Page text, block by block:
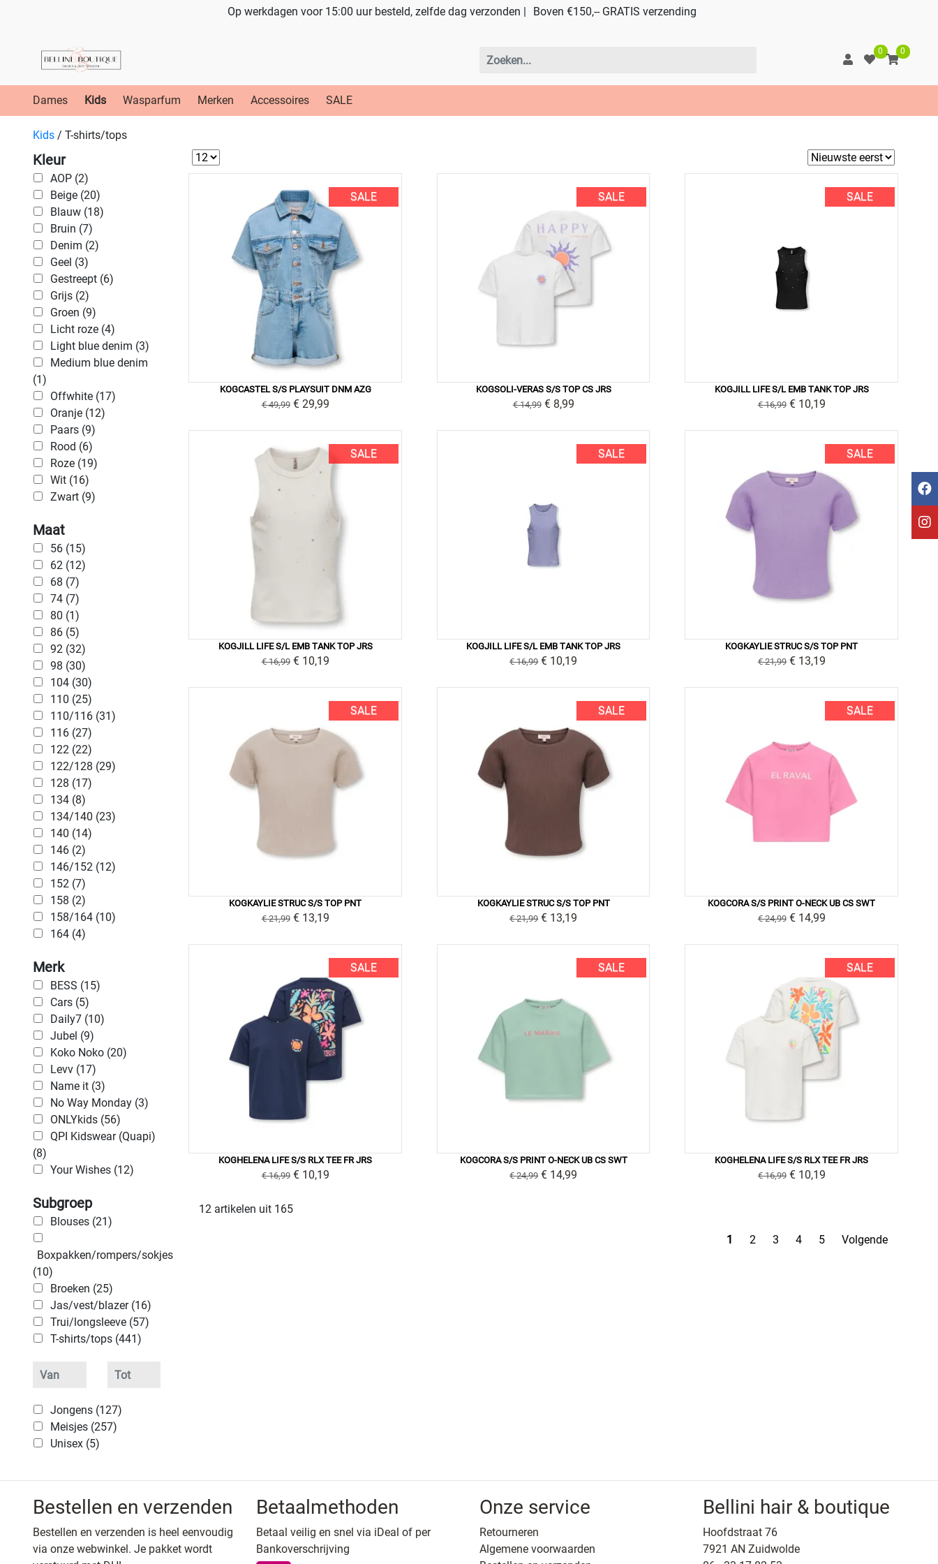
Op werkdagen voor 15:00 uur besteld, zelfde dag verzonden | Boven €150,-- GRATIS verzending
0 0
Dames Kids Wasparfum Merken Accessoires SALE
Kids / T-shirts/tops
Kleur
AOP (2)
Beige (20)
Blauw (18)
Bruin (7)
Denim (2)
Geel (3)
Gestreept (6)
Grijs (2)
Groen (9)
Licht roze (4)
Light blue denim (3)
Medium blue denim
(1)
Offwhite (17)
Oranje (12)
Paars (9)
Rood (6)
Roze (19)
Wit (16)
Zwart (9)
Maat
56 (15)
62 (12)
68 (7)
74 (7)
80 (1)
86 (5)
92 (32)
98 (30)
104 (30)
110 (25)
110/116 (31)
116 (27)
122 (22)
122/128 (29)
128 (17)
134 (8)
134/140 (23)
140 (14)
146 (2)
146/152 (12)
152 (7)
158 (2)
158/164 (10)
164 (4)
Merk
BESS (15)
Cars (5)
Daily7 (10)
Jubel (9)
Koko Noko (20)
Levv (17)
Name it (3)
No Way Monday (3)
ONLYkids (56)
QPI Kidswear (Quapi)
(8)
Your Wishes (12)
Subgroep
Blouses (21)
Boxpakken/rompers/sokjes
(10)
Broeken (25)
Jas/vest/blazer (16)
Trui/longsleeve (57)
T-shirts/tops (441)
Jongens (127)
Meisjes (257)
Unisex (5)
SALE
KOGCASTEL S/S PLAYSUIT DNM AZG
€ 49,99 € 29,99
SALE
KOGSOLI-VERAS S/S TOP CS JRS
€ 14,99 € 8,99
SALE
KOGJILL LIFE S/L EMB TANK TOP JRS
€ 16,99 € 10,19
SALE
KOGJILL LIFE S/L EMB TANK TOP JRS
€ 16,99 € 10,19
SALE
KOGJILL LIFE S/L EMB TANK TOP JRS
€ 16,99 € 10,19
SALE
KOGKAYLIE STRUC S/S TOP PNT
€ 21,99 € 13,19
SALE
KOGKAYLIE STRUC S/S TOP PNT
€ 21,99 € 13,19
SALE
KOGKAYLIE STRUC S/S TOP PNT
€ 21,99 € 13,19
SALE
KOGCORA S/S PRINT O-NECK UB CS SWT
€ 24,99 € 14,99
SALE
KOGHELENA LIFE S/S RLX TEE FR JRS
€ 16,99 € 10,19
SALE
KOGCORA S/S PRINT O-NECK UB CS SWT
€ 24,99 € 14,99
SALE
KOGHELENA LIFE S/S RLX TEE FR JRS
€ 16,99 € 10,19
12 artikelen uit 165
1 2 3 4 5 Volgende
Bestellen en verzenden
Bestellen en verzenden is heel eenvoudig
via onze webwinkel. Je pakket wordt
Betaalmethoden
Betaal veilig en snel via iDeal of per
Bankoverschrijving
Onze service
Retourneren
Algemene voorwaarden
Bellini hair & boutique
Hoofdstraat 76
7921 AN Zuidwolde